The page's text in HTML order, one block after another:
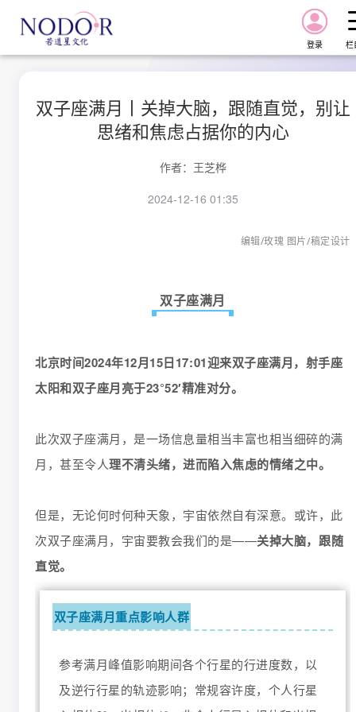
首页
报告
课程
星图Pro
咨询
ISAR认证
登录 栏
双子座满月丨关掉大脑，跟随直觉，别让
思绪和焦虑占据你的内心
作者： 王芝桦
2024-12-16 01:35
编辑/玫瑰 图片/稿定设计
双子座满月
北京时间2024年12月15日17:01迎来双子座满月， 射手座
太阳和双子座月亮于23°52′精准对分。
此次双子座满月，是一场信息量相当丰富也相当细碎的满
月，甚至令人理不清头绪，进而陷入焦虑的情绪之中。
但是，无论何时何种天象，宇宙依然自有深意。 或许，此
次双子座满月，宇宙要教会我们的是——关掉大脑，跟随
直觉。
双子座满月重点影响人群
参考满月峰值影响期间各个行星的行进度数，以
及逆行行星的轨迹影响；常规容许度，个人行星